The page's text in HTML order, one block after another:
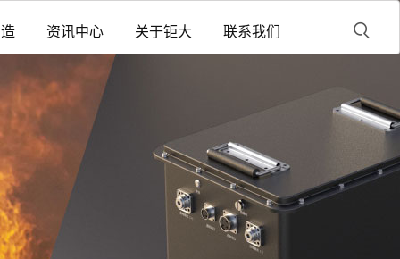
资讯中心 关于钜大 联系我们